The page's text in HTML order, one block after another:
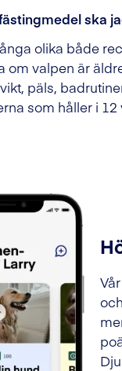
ska
olika både
om valpen är
päls,
som håller i